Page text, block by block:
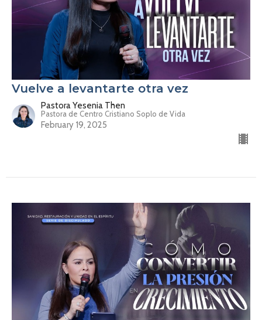
Vuelve a levantarte otra vez
Pastora Yesenia Then
Pastora de Centro Cristiano Soplo de Vida
February 19, 2025